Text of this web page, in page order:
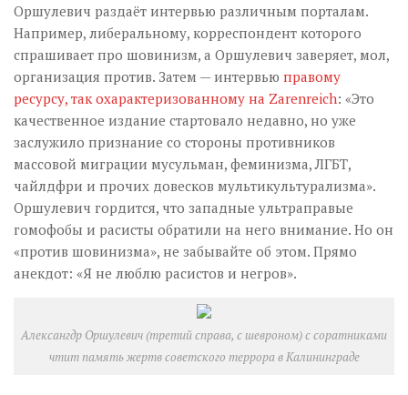
Оршулевич раздаёт интервью различным порталам.
Например, либеральному, корреспондент которого
спрашивает про шовинизм, а Оршулевич заверяет, мол,
организация против. Затем — интервью правому
ресурсу, так охарактеризованному на Zarenreich: «Это
качественное издание стартовало недавно, но уже
заслужило признание со стороны противников
массовой миграции мусульман, феминизма, ЛГБТ,
чайлдфри и прочих довесков мультикультурализма».
Оршулевич гордится, что западные ультраправые
гомофобы и расисты обратили на него внимание. Но он
«против шовинизма», не забывайте об этом. Прямо
анекдот: «Я не люблю расистов и негров».
Алексангдр Оршулевич (третий справа, с шевроном) с соратниками
чтит память жертв советского террора в Калининграде